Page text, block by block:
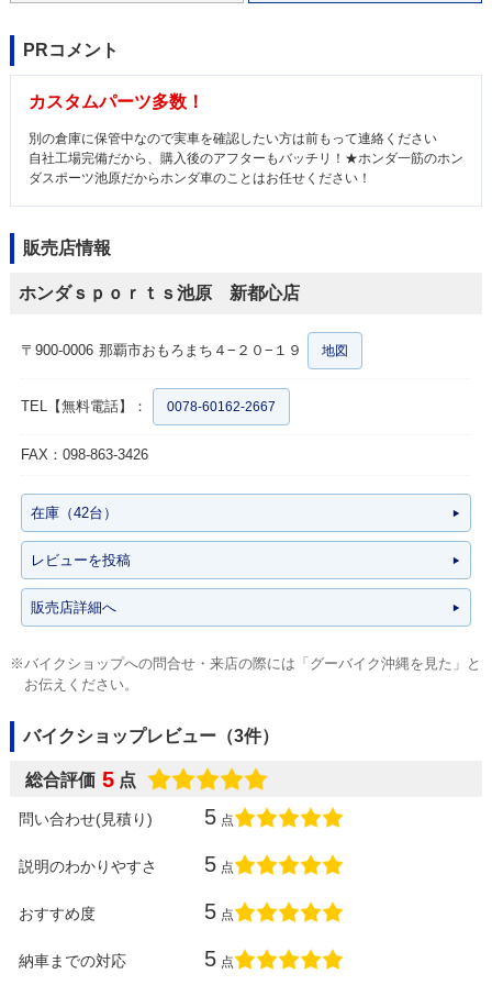
PRコメント
カスタムパーツ多数！
別の倉庫に保管中なので実車を確認したい方は前もって連絡ください
自社工場完備だから、購入後のアフターもバッチリ！★ホンダ一筋のホン
ダスポーツ池原だからホンダ車のことはお任せください！
販売店情報
ホンダｓｐｏｒｔｓ池原 新都心店
〒900-0006 那覇市おもろまち４−２０−１９ 地図
TEL【無料電話】： 0078-60162-2667
FAX：098-863-3426
在庫（42台）
レビューを投稿
販売店詳細へ
※バイクショップへの問合せ・来店の際には「グーバイク沖縄を見た」と
お伝えください。
バイクショップレビュー（3件）
総合評価 5 点
問い合わせ(見積り) 5 点
説明のわかりやすさ 5 点
おすすめ度 5 点
納車までの対応 5 点